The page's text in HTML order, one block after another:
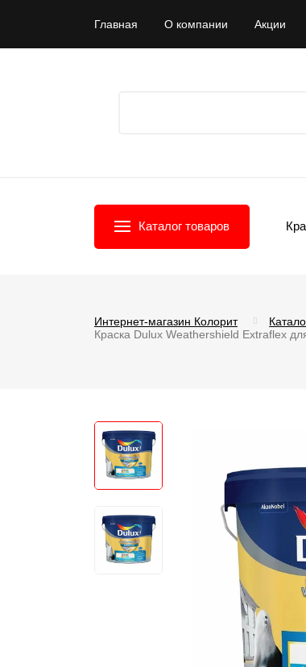
Главная О компании Акции
Каталог товаров
Интернет-магазин Колорит
Краска Dulux Weathershield Extraflex